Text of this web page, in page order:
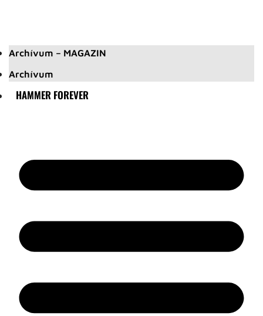
Archívum – MAGAZIN
Archívum
HAMMER FOREVER